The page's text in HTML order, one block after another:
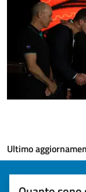
Ultimo